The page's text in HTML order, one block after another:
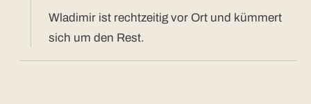
Wladimir ist rechtzeitig vor Ort und kümmert
sich um den Rest.